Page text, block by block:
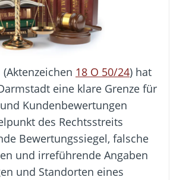
18 O 50/24) hat
eine klare Grenze für
Kundenbewertungen
des Rechtsstreits
Bewertungssiegel, falsche
und irreführende Angaben
und Standorten eines